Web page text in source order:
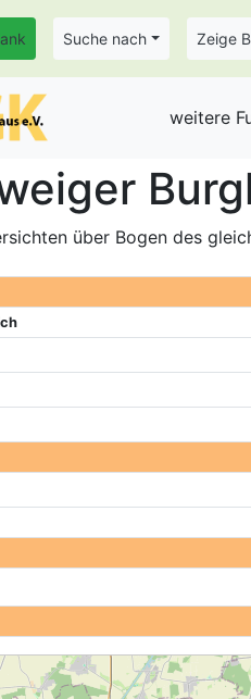
Suche nach Zeige
weitere
über Bogen des